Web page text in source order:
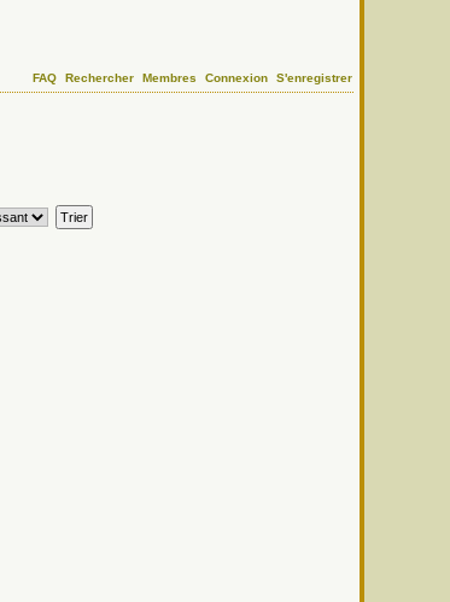
FAQ Rechercher Membres Connexion S'enregistrer